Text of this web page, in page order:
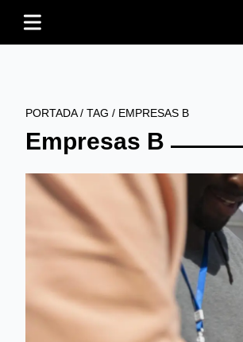
PORTADA/ TAG / EMPRESAS B
Empresas B